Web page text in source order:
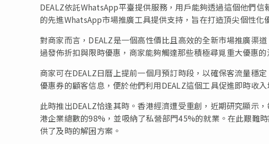
DEALZ依託WhatsApp平臺提供服務，用戶能夠透過這個他們
的先進WhatsApp市場推廣工具提供支持，旨在打造頂尖個性化
對商家而言，DEALZ是一個高性價比且高效的全新市場推廣渠
過發佈折扣與限時優惠，商家能夠觸達那些積極尋覓重大優惠的
商家可在DEALZ日曆上提前一個月預訂時段，以確保客流量穩
優惠券的顧客信息，便於他們利用DEALZ這個工具促進即時收
此時推出DEALZ恰逢其時。香港經濟遭受重創，近期研究顯示
港企業總數的98%，並吸納了私營部門45%的就業。在此艱難
供了及時的解困方案。